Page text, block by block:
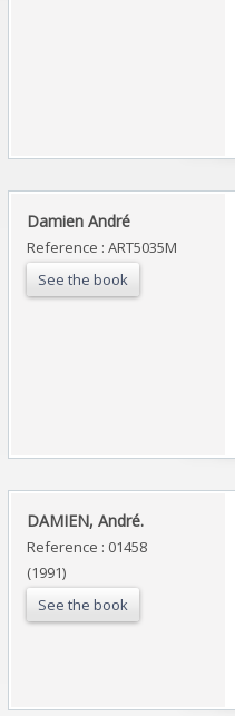
‎Damien André‎
Reference : ART5035M
See the book
‎DAMIEN, André.‎
Reference : 01458
(1991)
See the book